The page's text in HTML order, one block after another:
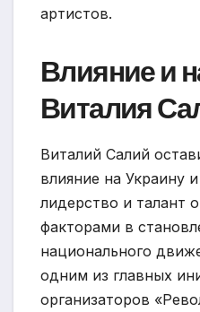
артистов.
Влияние и
Виталия
Виталий Салий
влияние на Украину
лидерство и талант
факторами в
национального
одним из главных
организаторов